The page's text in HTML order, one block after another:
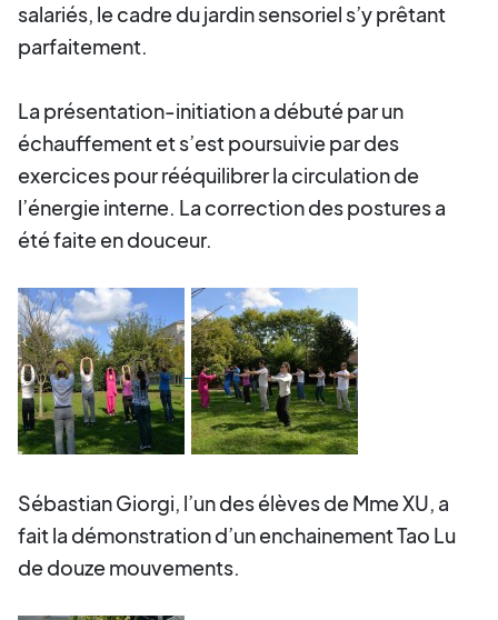
salariés, le cadre du jardin sensoriel s’y prêtant
parfaitement.
La présentation-initiation a débuté par un
échauffement et s’est poursuivie par des
exercices pour rééquilibrer la circulation de
l’énergie interne. La correction des postures a
été faite en douceur.
Sébastian Giorgi, l’un des élèves de Mme XU, a
fait la démonstration d’un enchainement Tao Lu
de douze mouvements.